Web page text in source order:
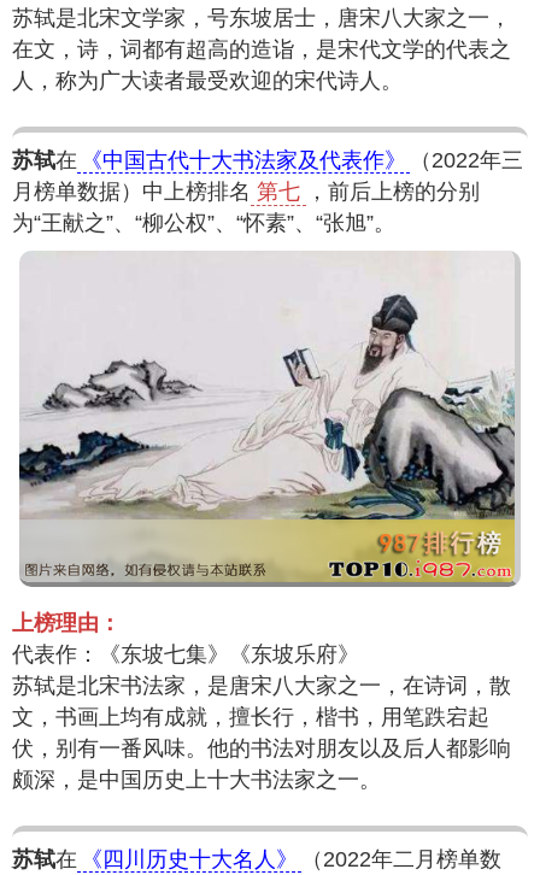
苏轼是北宋文学家，号东坡居士，唐宋八大家之一，
在文，诗，词都有超高的造诣，是宋代文学的代表之
人，称为广大读者最受欢迎的宋代诗人。
苏轼在 《中国古代十大书法家及代表作》
（2022年三
月榜单数据）中上榜排名 第七
，前后上榜的分别
为“王献之”、“柳公权”、“怀素”、“张旭”。
上榜理由：
代表作：《东坡七集》《东坡乐府》
苏轼是北宋书法家，是唐宋八大家之一，在诗词，散
文，书画上均有成就，擅长行，楷书，用笔跌宕起
伏，别有一番风味。他的书法对朋友以及后人都影响
颇深，是中国历史上十大书法家之一。
苏轼在 《四川历史十大名人》
（2022年二月榜单数